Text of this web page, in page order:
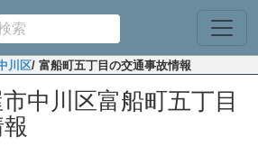
川区/ 富船町五丁目の交通事故情報
中川区富船町五丁目